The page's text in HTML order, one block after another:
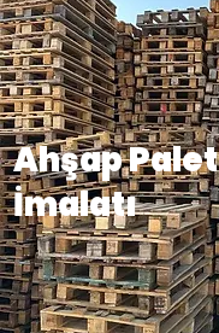
Ahşap Palet
İmalatı